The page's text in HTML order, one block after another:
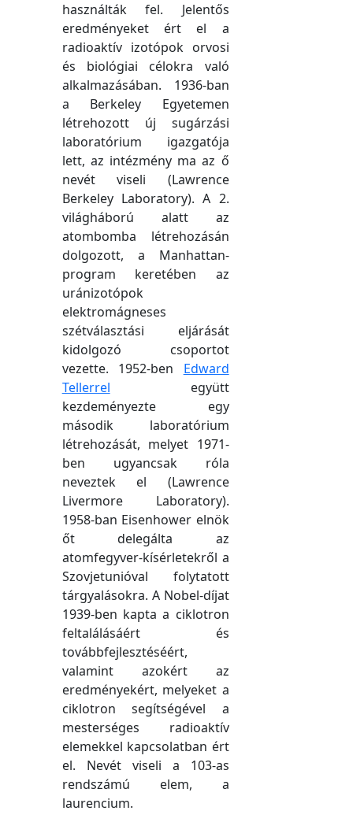
használták fel. Jelentős
eredményeket ért el a
radioaktív izotópok orvosi
és biológiai célokra való
alkalmazásában. 1936-ban
a Berkeley Egyetemen
létrehozott új sugárzási
laboratórium igazgatója
lett, az intézmény ma az ő
nevét viseli (Lawrence
Berkeley Laboratory). A 2.
világháború alatt az
atombomba létrehozásán
dolgozott, a Manhattan-
program keretében az
uránizotópok
elektromágneses
szétválasztási eljárását
kidolgozó csoportot
vezette. 1952-ben Edward
Tellerrel együtt
kezdeményezte egy
második laboratórium
létrehozását, melyet 1971-
ben ugyancsak róla
neveztek el (Lawrence
Livermore Laboratory).
1958-ban Eisenhower elnök
őt delegálta az
atomfegyver-kísérletekről a
Szovjetunióval folytatott
tárgyalásokra. A Nobel-díjat
1939-ben kapta a ciklotron
feltalálásáért és
továbbfejlesztéséért,
valamint azokért az
eredményekért, melyeket a
ciklotron segítségével a
mesterséges radioaktív
elemekkel kapcsolatban ért
el. Nevét viseli a 103-as
rendszámú elem, a
laurencium.